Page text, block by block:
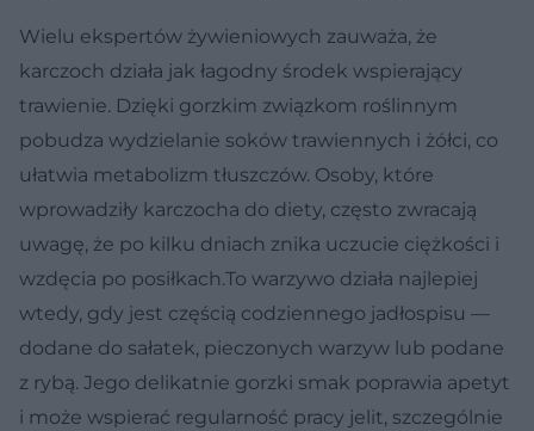
Wielu ekspertów żywieniowych zauważa, że
karczoch działa jak łagodny środek wspierający
trawienie. Dzięki gorzkim związkom roślinnym
pobudza wydzielanie soków trawiennych i żółci, co
ułatwia metabolizm tłuszczów. Osoby, które
wprowadziły karczocha do diety, często zwracają
uwagę, że po kilku dniach znika uczucie ciężkości i
wzdęcia po posiłkach.To warzywo działa najlepiej
wtedy, gdy jest częścią codziennego jadłospisu —
dodane do sałatek, pieczonych warzyw lub podane
z rybą. Jego delikatnie gorzki smak poprawia apetyt
i może wspierać regularność pracy jelit, szczególnie